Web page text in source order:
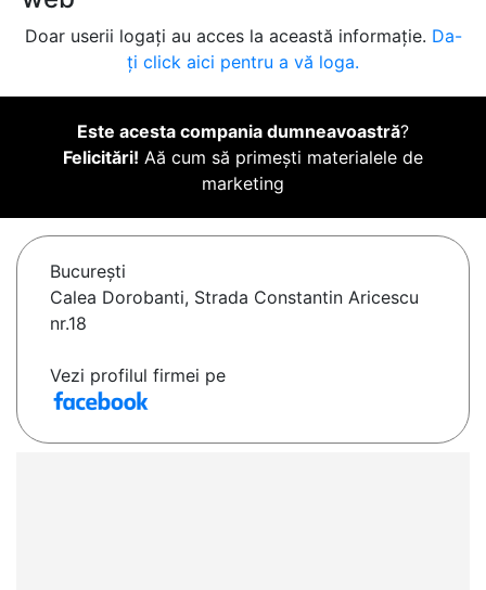
Doar userii logați au acces la această informație. Da-
ți click aici pentru a vă loga.
Este acesta compania dumneavoastră?
Felicitări! Aă cum să primești materialele de
marketing
Bucureşti
Calea Dorobanti, Strada Constantin Aricescu
nr.18
Vezi profilul firmei pe